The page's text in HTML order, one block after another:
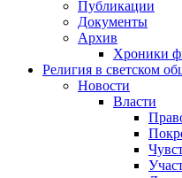
Публикации
Документы
Архив
Хроники
Религия в светском
Новости
Власти